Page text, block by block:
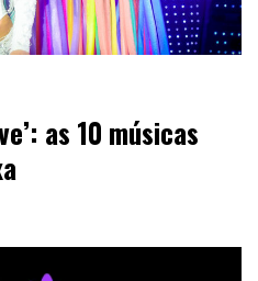
as 10 músicas